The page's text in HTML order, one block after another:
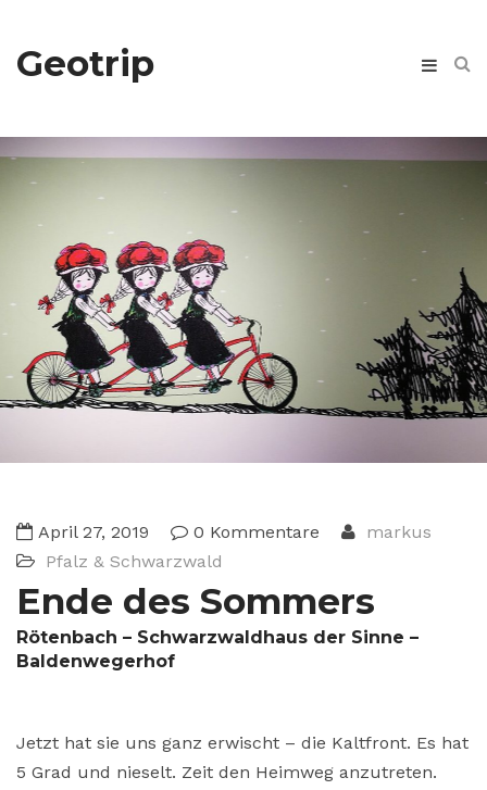
Geotrip
April 27, 2019 0 Kommentare
markus
Pfalz & Schwarzwald
Ende des Sommers
Rötenbach – Schwarzwaldhaus der Sinne –
Baldenwegerhof
Jetzt hat sie uns ganz erwischt – die Kaltfront. Es hat
5 Grad und nieselt. Zeit den Heimweg anzutreten.